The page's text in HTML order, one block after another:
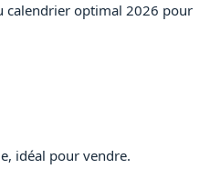
calendrier optimal 2026 pour
idéal pour vendre.